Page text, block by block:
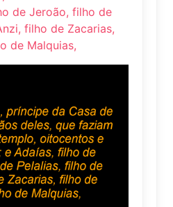
de Jeroão, filho de
filho de Zacarias,
de Malquias,